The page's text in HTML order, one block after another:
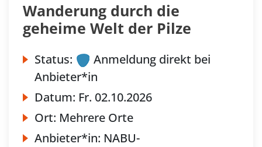
Wanderung durch die
geheime Welt der Pilze
Status:
Anmeldung direkt bei
Anbieter*in
Datum: Fr. 02.10.2026
Ort: Mehrere Orte
Anbieter*in: NABU-